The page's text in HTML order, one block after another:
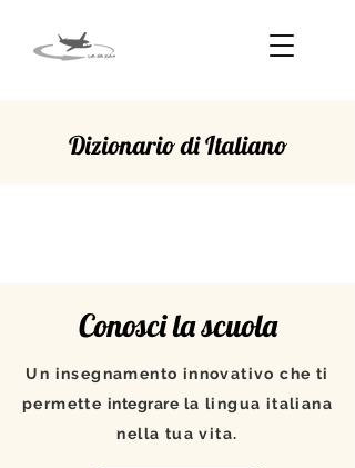
Dizionario di Italiano
Conosci la scuola
Un insegnamento innovativo che ti
permette integrare la lingua italiana
nella tua vita.